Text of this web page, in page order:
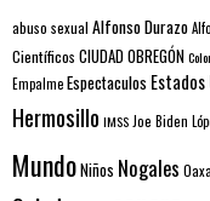
abuso sexual Alfonso Durazo
Científicos CIUDAD OBREGÓN
EmpalmeEspectaculos
Hermosillo IMSS Joe Biden
MundoNiños Nogales